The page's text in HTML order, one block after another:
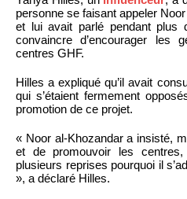
personne se faisant appeler
et lui avait parlé pendant plus
convaincre d’encourager
centres GHF.
Hilles a expliqué qu’il avait
qui s’étaient fermement
promotion de ce projet.
« Noor al-Khozandar a insisté,
et de promouvoir les
plusieurs reprises pourquoi il
», a déclaré Hilles.